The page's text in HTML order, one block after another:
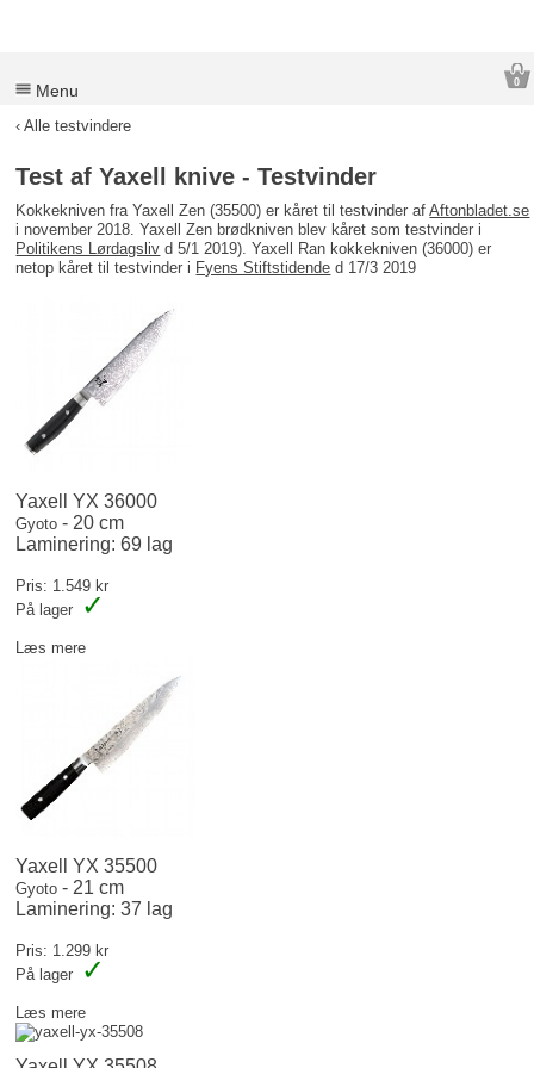
Menu 0
‹ Alle testvindere
Test af Yaxell knive - Testvinder
Kokkekniven fra Yaxell Zen (35500) er kåret til testvinder afAftonbladet.se
i november 2018. Yaxell Zen brødkniven blev kåret som testvinder i
Politikens Lørdagsliv d 5/1 2019). Yaxell Ran kokkekniven (36000) er
netop kåret til testvinder i Fyens Stiftstidende d 17/3 2019
Yaxell YX 36000
Gyoto - 20 cm
Laminering: 69 lag
Pris: 1.549 kr
På lager
✓
Læs mere
Yaxell YX 35500
Gyoto - 21 cm
Laminering: 37 lag
Pris: 1.299 kr
På lager
✓
Læs mere